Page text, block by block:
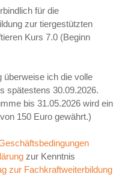
für die
zur tiergestützten
Kurs 7.0 (Beginn
überweise ich die volle
spätestens 30.09.2026.
bis 31.05.2026 wird ein
150 Euro gewährt.)
zur Kenntnis
zur Fachkraftweiterbildung